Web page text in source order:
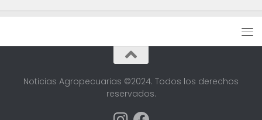
Noticias Agropecuarias ©2024. Todos los derechos
reservados.